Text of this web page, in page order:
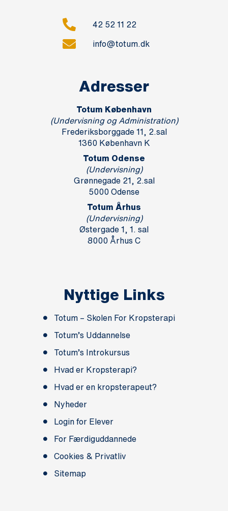
42 52 11 22
info@totum.dk
Adresser
Totum København
(Undervisning og Administration)
Frederiksborggade 11, 2.sal
1360 København K
Totum Odense
(Undervisning)
Grønnegade 21, 2.sal
5000 Odense
Totum Århus
(Undervisning)
Østergade 1, 1. sal
8000 Århus C
Nyttige Links
Totum – Skolen For Kropsterapi
Totum’s Uddannelse
Totum’s Introkursus
Hvad er Kropsterapi?
Hvad er en kropsterapeut?
Nyheder
Login for Elever
For Færdiguddannede
Cookies & Privatliv
Sitemap